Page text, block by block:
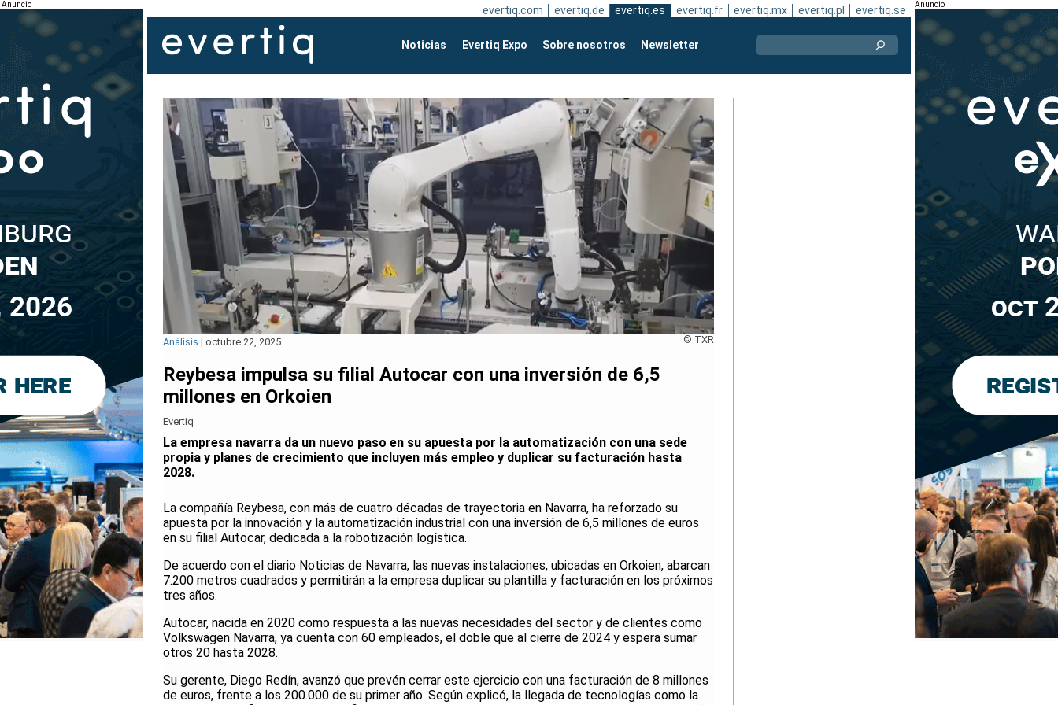
Anuncio evertiq.com evertiq.de evertiq.es evertiq.fr evertiq.mx evertiq.pl evertiq.se
Noticias Evertiq Expo Sobre nosotros Newsletter
© TXR
Análisis | octubre 22, 2025
Reybesa impulsa su filial Autocar con una inversión de 6,5
millones en Orkoien
Evertiq
La empresa navarra da un nuevo paso en su apuesta por la automatización con una sede
propia y planes de crecimiento que incluyen más empleo y duplicar su facturación hasta
2028.
La compañía Reybesa, con más de cuatro décadas de trayectoria en Navarra, ha reforzado su
apuesta por la innovación y la automatización industrial con una inversión de 6,5 millones de euros
en su filial Autocar, dedicada a la robotización logística.
De acuerdo con el diario Noticias de Navarra, las nuevas instalaciones, ubicadas en Orkoien, abarcan
7.200 metros cuadrados y permitirán a la empresa duplicar su plantilla y facturación en los próximos
tres años.
Autocar, nacida en 2020 como respuesta a las nuevas necesidades del sector y de clientes como
Volkswagen Navarra, ya cuenta con 60 empleados, el doble que al cierre de 2024 y espera sumar
otros 20 hasta 2028.
Su gerente, Diego Redín, avanzó que prevén cerrar este ejercicio con una facturación de 8 millones
de euros, frente a los 200.000 de su primer año. Según explicó, la llegada de tecnologías como la
Anuncio